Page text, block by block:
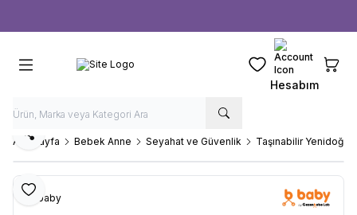
Favorilerim
Hesabım
Ana Sayfa Bebek Anne Seyahat ve Güvenlik Taşınabilir
Favoriye Ekle
Paylaş
b-baby